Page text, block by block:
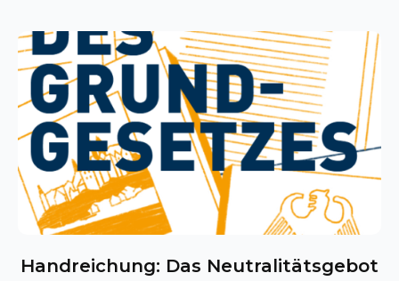
Handreichung: Das Neutralitätsgebot